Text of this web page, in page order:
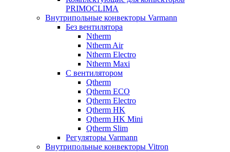
PRIMOCLIMA
Внутрипольные конвекторы Varmann
Без вентилятора
Ntherm
Ntherm Air
Ntherm Electro
Ntherm Maxi
С вентилятором
Qtherm
Qtherm ECO
Qtherm Electro
Qtherm HK
Qtherm HK Mini
Qtherm Slim
Регуляторы Varmann
Внутрипольные конвекторы Vitron